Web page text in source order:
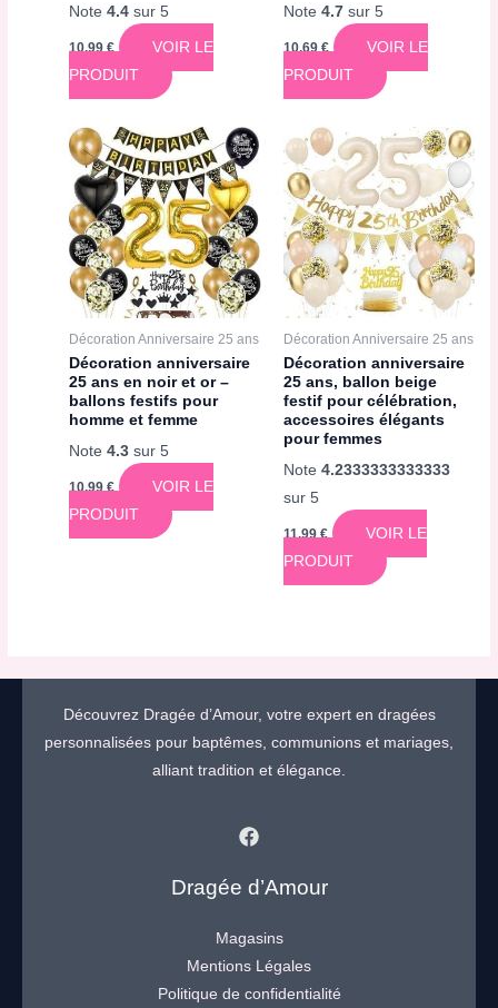
Note4.4 sur 5
10,99€
VOIR LE
PRODUIT
Note 4.7sur 5
10,69 €
VOIR LE
PRODUIT
Décoration Anniversaire 25 ans
Décoration anniversaire
25 ans en noir et or –
ballons festifs pour
homme et femme
Note4.3 sur 5
10,99€
VOIR LE
PRODUIT
Décoration Anniversaire 25 ans
Décoration anniversaire
25 ans, ballon beige
festif pour célébration,
accessoires élégants
pour femmes
Note 4.2333333333333
sur 5
11,99 €
VOIR LE
PRODUIT
Découvrez Dragée d’Amour, votre expert en dragées
personnalisées pour baptêmes, communions et mariages,
alliant tradition et élégance.
Dragée d’Amour
Magasins
Mentions Légales
Politique de confidentialité